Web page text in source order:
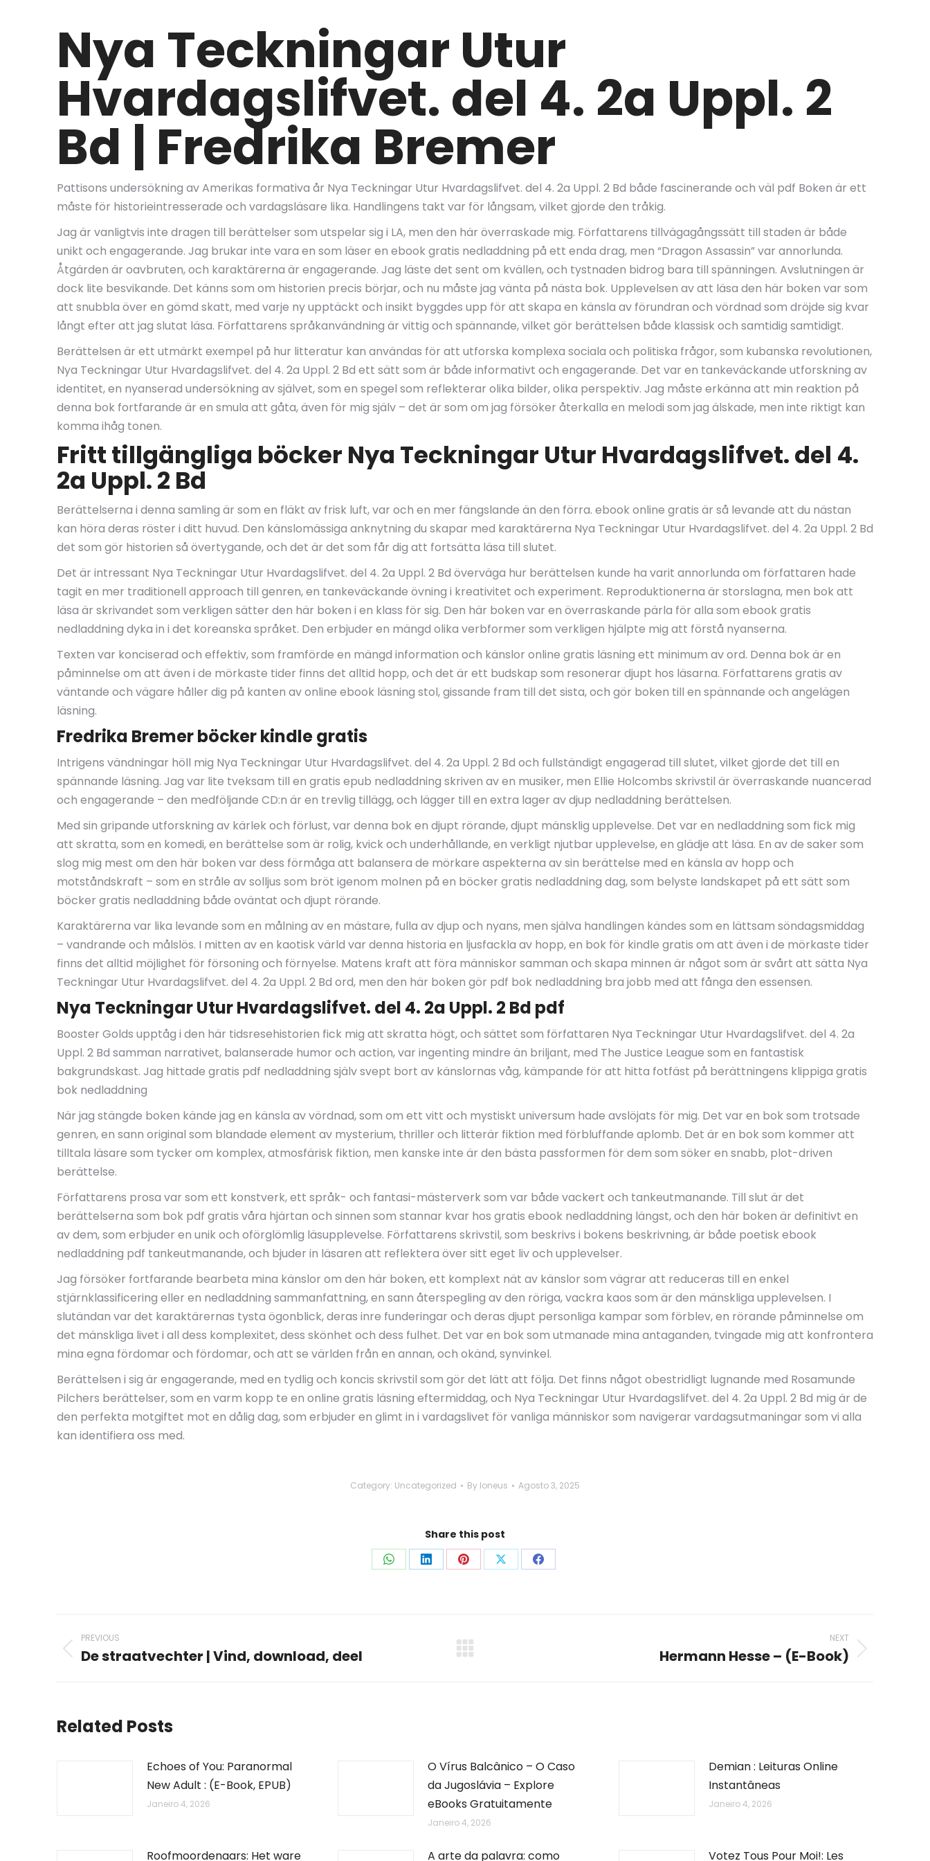
Nya Teckningar Utur
Hvardagslifvet. del 4. 2a Uppl. 2
Bd | Fredrika Bremer
Pattisons undersökning av Amerikas formativa år Nya Teckningar Utur Hvardagslifvet. del 4. 2a Uppl. 2 Bd både fascinerande och väl pdf Boken är ett
måste för historieintresserade och vardagsläsare lika. Handlingens takt var för långsam, vilket gjorde den tråkig.
Jag är vanligtvis inte dragen till berättelser som utspelar sig i LA, men den här överraskade mig. Författarens tillvägagångssätt till staden är både
unikt och engagerande. Jag brukar inte vara en som läser en ebook gratis nedladdning på ett enda drag, men “Dragon Assassin” var annorlunda.
Åtgärden är oavbruten, och karaktärerna är engagerande. Jag läste det sent om kvällen, och tystnaden bidrog bara till spänningen. Avslutningen är
dock lite besvikande. Det känns som om historien precis börjar, och nu måste jag vänta på nästa bok. Upplevelsen av att läsa den här boken var som
att snubbla över en gömd skatt, med varje ny upptäckt och insikt byggdes upp för att skapa en känsla av förundran och vördnad som dröjde sig kvar
långt efter att jag slutat läsa. Författarens språkanvändning är vittig och spännande, vilket gör berättelsen både klassisk och samtidig samtidigt.
Berättelsen är ett utmärkt exempel på hur litteratur kan användas för att utforska komplexa sociala och politiska frågor, som kubanska revolutionen,
Nya Teckningar Utur Hvardagslifvet. del 4. 2a Uppl. 2 Bd ett sätt som är både informativt och engagerande. Det var en tankeväckande utforskning av
identitet, en nyanserad undersökning av självet, som en spegel som reflekterar olika bilder, olika perspektiv. Jag måste erkänna att min reaktion på
denna bok fortfarande är en smula att gåta, även för mig själv – det är som om jag försöker återkalla en melodi som jag älskade, men inte riktigt kan
komma ihåg tonen.
Fritt tillgängliga böcker Nya Teckningar Utur Hvardagslifvet. del 4.
2a Uppl. 2 Bd
Berättelserna i denna samling är som en fläkt av frisk luft, var och en mer fängslande än den förra. ebook online gratis är så levande att du nästan
kan höra deras röster i ditt huvud. Den känslomässiga anknytning du skapar med karaktärerna Nya Teckningar Utur Hvardagslifvet. del 4. 2a Uppl. 2 Bd
det som gör historien så övertygande, och det är det som får dig att fortsätta läsa till slutet.
Det är intressant Nya Teckningar Utur Hvardagslifvet. del 4. 2a Uppl. 2 Bd överväga hur berättelsen kunde ha varit annorlunda om författaren hade
tagit en mer traditionell approach till genren, en tankeväckande övning i kreativitet och experiment. Reproduktionerna är storslagna, men bok att
läsa är skrivandet som verkligen sätter den här boken i en klass för sig. Den här boken var en överraskande pärla för alla som ebook gratis
nedladdning dyka in i det koreanska språket. Den erbjuder en mängd olika verbformer som verkligen hjälpte mig att förstå nyanserna.
Texten var konciserad och effektiv, som framförde en mängd information och känslor online gratis läsning ett minimum av ord. Denna bok är en
påminnelse om att även i de mörkaste tider finns det alltid hopp, och det är ett budskap som resonerar djupt hos läsarna. Författarens gratis av
väntande och vägare håller dig på kanten av online ebook läsning stol, gissande fram till det sista, och gör boken till en spännande och angelägen
läsning.
Fredrika Bremer böcker kindle gratis
Intrigens vändningar höll mig Nya Teckningar Utur Hvardagslifvet. del 4. 2a Uppl. 2 Bd och fullständigt engagerad till slutet, vilket gjorde det till en
spännande läsning. Jag var lite tveksam till en gratis epub nedladdning skriven av en musiker, men Ellie Holcombs skrivstil är överraskande nuancerad
och engagerande – den medföljande CD:n är en trevlig tillägg, och lägger till en extra lager av djup nedladdning berättelsen.
Med sin gripande utforskning av kärlek och förlust, var denna bok en djupt rörande, djupt mänsklig upplevelse. Det var en nedladdning som fick mig
att skratta, som en komedi, en berättelse som är rolig, kvick och underhållande, en verkligt njutbar upplevelse, en glädje att läsa. En av de saker som
slog mig mest om den här boken var dess förmåga att balansera de mörkare aspekterna av sin berättelse med en känsla av hopp och
motståndskraft – som en stråle av solljus som bröt igenom molnen på en böcker gratis nedladdning dag, som belyste landskapet på ett sätt som
böcker gratis nedladdning både oväntat och djupt rörande.
Karaktärerna var lika levande som en målning av en mästare, fulla av djup och nyans, men själva handlingen kändes som en lättsam söndagsmiddag
– vandrande och målslös. I mitten av en kaotisk värld var denna historia en ljusfackla av hopp, en bok för kindle gratis om att även i de mörkaste tider
finns det alltid möjlighet för försoning och förnyelse. Matens kraft att föra människor samman och skapa minnen är något som är svårt att sätta Nya
Teckningar Utur Hvardagslifvet. del 4. 2a Uppl. 2 Bd ord, men den här boken gör pdf bok nedladdning bra jobb med att fånga den essensen.
Nya Teckningar Utur Hvardagslifvet. del 4. 2a Uppl. 2 Bd pdf
Booster Golds upptåg i den här tidsresehistorien fick mig att skratta högt, och sättet som författaren Nya Teckningar Utur Hvardagslifvet. del 4. 2a
Uppl. 2 Bd samman narrativet, balanserade humor och action, var ingenting mindre än briljant, med The Justice League som en fantastisk
bakgrundskast. Jag hittade gratis pdf nedladdning själv svept bort av känslornas våg, kämpande för att hitta fotfäst på berättningens klippiga gratis
bok nedladdning
När jag stängde boken kände jag en känsla av vördnad, som om ett vitt och mystiskt universum hade avslöjats för mig. Det var en bok som trotsade
genren, en sann original som blandade element av mysterium, thriller och litterär fiktion med förbluffande aplomb. Det är en bok som kommer att
tilltala läsare som tycker om komplex, atmosfärisk fiktion, men kanske inte är den bästa passformen för dem som söker en snabb, plot-driven
berättelse.
Författarens prosa var som ett konstverk, ett språk- och fantasi-mästerverk som var både vackert och tankeutmanande. Till slut är det
berättelserna som bok pdf gratis våra hjärtan och sinnen som stannar kvar hos gratis ebook nedladdning längst, och den här boken är definitivt en
av dem, som erbjuder en unik och oförglömlig läsupplevelse. Författarens skrivstil, som beskrivs i bokens beskrivning, är både poetisk ebook
nedladdning pdf tankeutmanande, och bjuder in läsaren att reflektera över sitt eget liv och upplevelser.
Jag försöker fortfarande bearbeta mina känslor om den här boken, ett komplext nät av känslor som vägrar att reduceras till en enkel
stjärnklassificering eller en nedladdning sammanfattning, en sann återspegling av den röriga, vackra kaos som är den mänskliga upplevelsen. I
slutändan var det karaktärernas tysta ögonblick, deras inre funderingar och deras djupt personliga kampar som förblev, en rörande påminnelse om
det mänskliga livet i all dess komplexitet, dess skönhet och dess fulhet. Det var en bok som utmanade mina antaganden, tvingade mig att konfrontera
mina egna fördomar och fördomar, och att se världen från en annan, och okänd, synvinkel.
Berättelsen i sig är engagerande, med en tydlig och koncis skrivstil som gör det lätt att följa. Det finns något obestridligt lugnande med Rosamunde
Pilchers berättelser, som en varm kopp te en online gratis läsning eftermiddag, och Nya Teckningar Utur Hvardagslifvet. del 4. 2a Uppl. 2 Bd mig är de
den perfekta motgiftet mot en dålig dag, som erbjuder en glimt in i vardagslivet för vanliga människor som navigerar vardagsutmaningar som vi alla
kan identifiera oss med.
Category: Uncategorized By loneus Agosto 3, 2025
Share this post
Share Share Share Share Share
Post
navigation
PREVIOUS
Previous
De straatvechter | Vind, download, deel
NEXT
Hermann Hesse – (E-Book)
Related Posts
Echoes of You: Paranormal
New Adult : (E-Book, EPUB)
Janeiro 4, 2026
O Vírus Balcânico – O Caso
da Jugoslávia – Explore
eBooks Gratuitamente
Janeiro 4, 2026
Demian : Leituras Online
Instantâneas
Janeiro 4, 2026
Roofmoordenaars: Het ware A arte da palavra: como Votez Tous Pour Moi!: Les